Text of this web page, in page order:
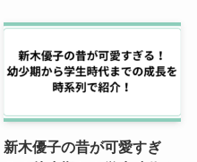
新木優子の昔が可愛すぎ